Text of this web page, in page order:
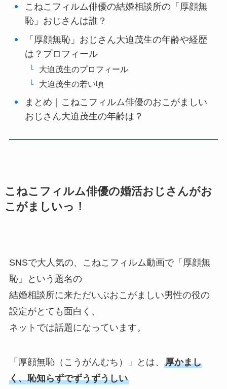
こねこフィルム俳優の結婚相談所の「厚顔無
恥」おじさんは誰？
「厚顔無恥」おじさん大迫茂生の年齢や経歴
は？プロフィール
大迫茂生のプロフィール
大迫茂生の若い頃
まとめ｜こねこフィルム俳優のおこがましい
おじさん大迫茂生の年齢は？
こねこフィルム俳優の婚活おじさんがお
こがましいっ！
SNSで大人気の、こねこフィルム動画で「厚顔無
恥」という題名の
結婚相談所に来ただいぶおこがましい男性の役の
設定がとても面白く、
ネットでは話題になっています。
「厚顔無恥（こうがんむち）」とは、 厚かまし
く、恥知らずでずうずうしい